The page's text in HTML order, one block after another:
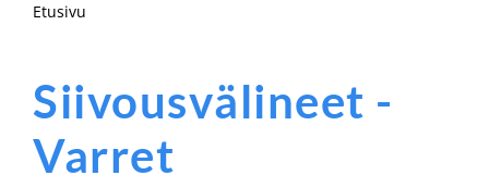
Etusivu
Siivousvälineet -
Varret